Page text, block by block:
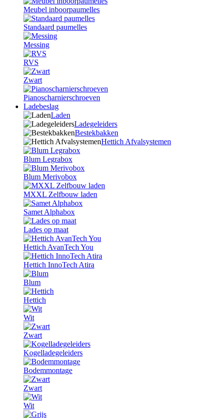
Meubel inboorpaumelles
Standaard paumelles
Messing
RVS
Zwart
Pianoscharnierschroeven
Ladebeslag
Laden
Ladegeleiders
Bestekbakken
Hettich Afvalsystemen
Blum Legrabox
Blum Merivobox
MXXL Zelfbouw laden
Samet Alphabox
Lades op maat
Hettich AvanTech You
Hettich InnoTech Atira
Blum
Hettich
Wit
Zwart
Kogelladegeleiders
Bodemmontage
Zwart
Wit